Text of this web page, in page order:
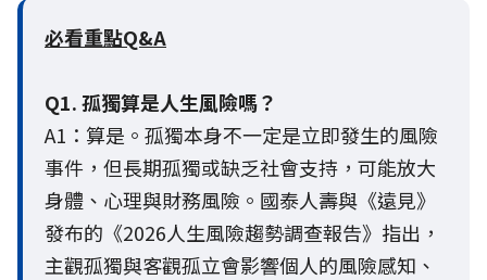
必看重點Q&A
Q1. 孤獨算是人生風險嗎？
A1：算是。孤獨本身不一定是立即發生的風險
事件，但長期孤獨或缺乏社會支持，可能放大
身體、心理與財務風險。國泰人壽與《遠見》
發布的《2026人生風險趨勢調查報告》指出，
主觀孤獨與客觀孤立會影響個人的風險感知、